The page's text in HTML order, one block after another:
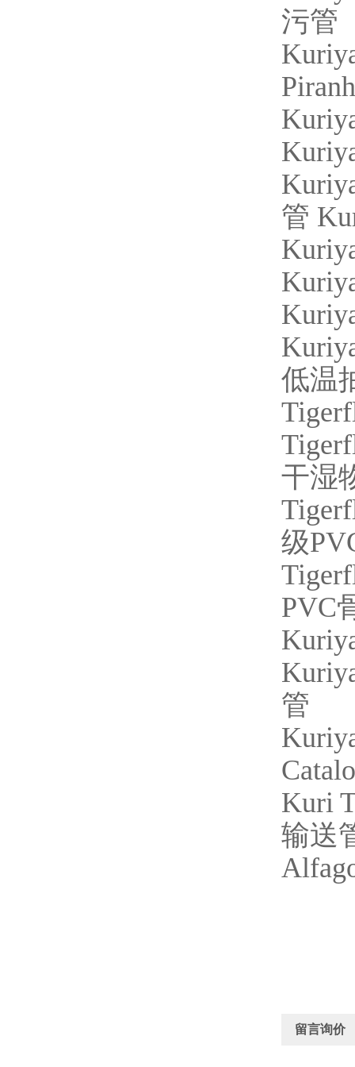
污管
管
低温
干湿
级
PVC
管
Kuri
输送
留言询价